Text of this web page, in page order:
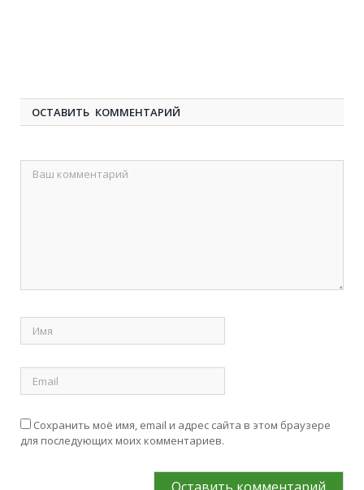
ОСТАВИТЬ КОММЕНТАРИЙ
Сохранить моё имя, email и адрес сайта в этом браузере
для последующих моих комментариев.